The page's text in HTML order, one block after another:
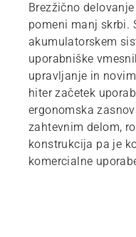
Brezžično
pomeni manj skrbi.
akumulatorskem
uporabniške
upravljanje in
hiter začetek
ergonomska
zahtevnim delom,
konstrukcija pa je
komercialne